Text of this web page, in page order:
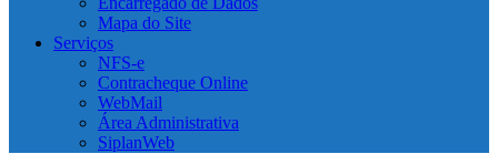
Mapa do Site
Serviços
NFS-e
Contracheque Online
WebMail
Área Administrativa
SiplanWeb